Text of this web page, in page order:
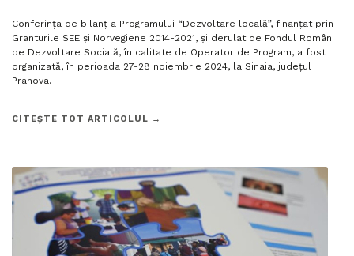
Conferința de bilanț a Programului “Dezvoltare locală”, finanțat prin
Granturile SEE și Norvegiene 2014-2021, și derulat de Fondul Român
de Dezvoltare Socială, în calitate de Operator de Program, a fost
organizată, în perioada 27-28 noiembrie 2024, la Sinaia, județul
Prahova.
CITEȘTE TOT ARTICOLUL →